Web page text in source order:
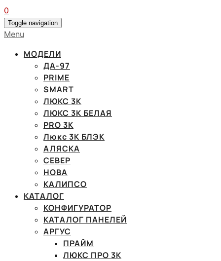
0
Toggle navigation
Menu
МОДЕЛИ
ДА-97
PRIME
SMART
ЛЮКС 3К
ЛЮКС 3К БЕЛАЯ
PRO 3K
Люкс 3К БЛЭК
АЛЯСКА
СЕВЕР
НОВА
КАЛИПСО
КАТАЛОГ
КОНФИГУРАТОР
КАТАЛОГ ПАНЕЛЕЙ
АРГУС
ПРАЙМ
ЛЮКС ПРО 3К